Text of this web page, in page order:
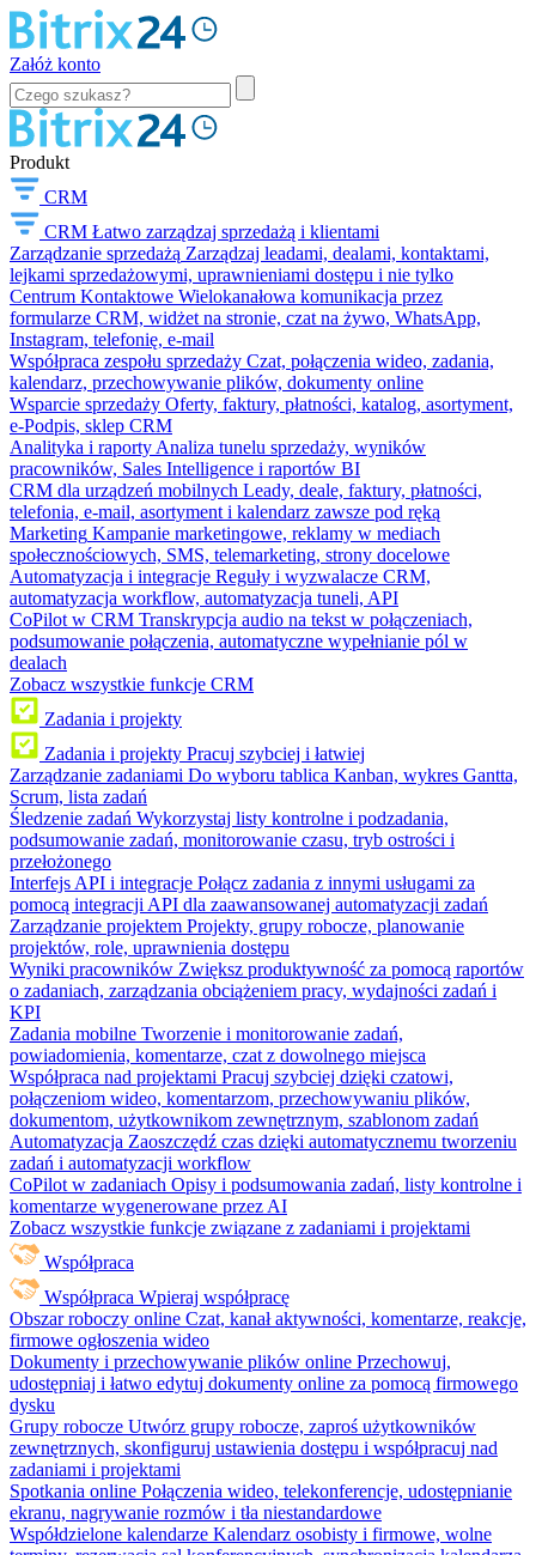
Załóż konto
Produkt
CRM
CRM Łatwo zarządzaj sprzedażą i klientami
Zarządzanie sprzedażą Zarządzaj leadami, dealami, kontaktami,
lejkami sprzedażowymi, uprawnieniami dostępu i nie tylko
Centrum Kontaktowe Wielokanałowa komunikacja przez
formularze CRM, widżet na stronie, czat na żywo, WhatsApp,
Instagram, telefonię, e-mail
Współpraca zespołu sprzedaży Czat, połączenia wideo, zadania,
kalendarz, przechowywanie plików, dokumenty online
Wsparcie sprzedaży Oferty, faktury, płatności, katalog, asortyment,
e-Podpis, sklep CRM
Analityka i raporty Analiza tunelu sprzedaży, wyników
pracowników, Sales Intelligence i raportów BI
CRM dla urządzeń mobilnych Leady, deale, faktury, płatności,
telefonia, e-mail, asortyment i kalendarz zawsze pod ręką
Marketing Kampanie marketingowe, reklamy w mediach
społecznościowych, SMS, telemarketing, strony docelowe
Automatyzacja i integracje Reguły i wyzwalacze CRM,
automatyzacja workflow, automatyzacja tuneli, API
CoPilot w CRM Transkrypcja audio na tekst w połączeniach,
podsumowanie połączenia, automatyczne wypełnianie pól w
dealach
Zobacz wszystkie funkcje CRM
Zadania i projekty
Zadania i projekty Pracuj szybciej i łatwiej
Zarządzanie zadaniami Do wyboru tablica Kanban, wykres Gantta,
Scrum, lista zadań
Śledzenie zadań Wykorzystaj listy kontrolne i podzadania,
podsumowanie zadań, monitorowanie czasu, tryb ostrości i
przełożonego
Interfejs API i integracje Połącz zadania z innymi usługami za
pomocą integracji API dla zaawansowanej automatyzacji zadań
Zarządzanie projektem Projekty, grupy robocze, planowanie
projektów, role, uprawnienia dostępu
Wyniki pracowników Zwiększ produktywność za pomocą raportów
o zadaniach, zarządzania obciążeniem pracy, wydajności zadań i
KPI
Zadania mobilne Tworzenie i monitorowanie zadań,
powiadomienia, komentarze, czat z dowolnego miejsca
Współpraca nad projektami Pracuj szybciej dzięki czatowi,
połączeniom wideo, komentarzom, przechowywaniu plików,
dokumentom, użytkownikom zewnętrznym, szablonom zadań
Automatyzacja Zaoszczędź czas dzięki automatycznemu tworzeniu
zadań i automatyzacji workflow
CoPilot w zadaniach Opisy i podsumowania zadań, listy kontrolne i
komentarze wygenerowane przez AI
Zobacz wszystkie funkcje związane z zadaniami i projektami
Współpraca
Współpraca Wpieraj współpracę
Obszar roboczy online Czat, kanał aktywności, komentarze, reakcje,
firmowe ogłoszenia wideo
Dokumenty i przechowywanie plików online Przechowuj,
udostępniaj i łatwo edytuj dokumenty online za pomocą firmowego
dysku
Grupy robocze Utwórz grupy robocze, zaproś użytkowników
zewnętrznych, skonfiguruj ustawienia dostępu i współpracuj nad
zadaniami i projektami
Spotkania online Połączenia wideo, telekonferencje, udostępnianie
ekranu, nagrywanie rozmów i tła niestandardowe
Współdzielone kalendarze Kalendarz osobisty i firmowe, wolne